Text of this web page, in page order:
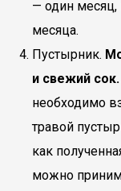
— один месяц,
месяца.
Пустырник.
и свежий сок.
необходимо
травой
как
можно